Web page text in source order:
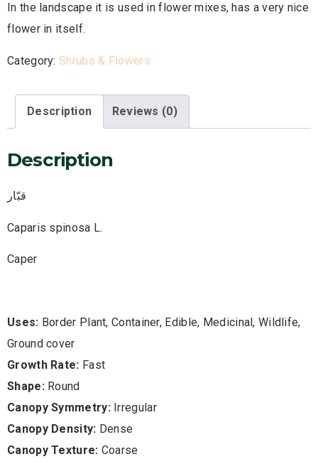
In the landscape it is used in flower mixes, has a very nice
flower in itself.
Category: Shrubs & Flowers
Description Reviews (0)
Description
قبّار
Caparis spinosa L.
Caper
Uses: Border Plant, Container, Edible, Medicinal, Wildlife,
Ground cover
Growth Rate: Fast
Shape:Round
Canopy Symmetry:Irregular
Canopy Density: Dense
Canopy Texture: Coarse